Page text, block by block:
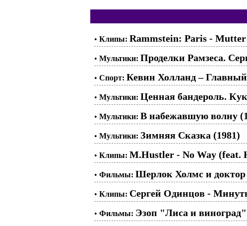
• Клипы: Rammstein: Paris - Mutter
• Мультики: Проделки Рамзеса.
• Спорт: Кевин Холланд –
• Мультики: Ценная бандероль.
• Мультики: В набежавшую волну
• Мультики: Зимняя Сказка (1981)
• Клипы: M.Hustler - No Way (feat.
• Фильмы: Шерлок Холмс и доктор
• Клипы: Сергей Одинцов -
• Фильмы: Эзоп "Лиса и виноград"